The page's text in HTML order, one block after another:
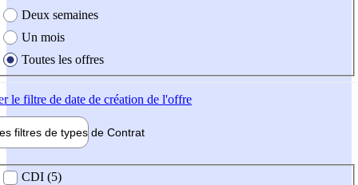
Deux semaines
Un mois
Toutes les offres
le filtre de date de création de l'offre
filtres de types de Contrat
contrat
CDI (5)